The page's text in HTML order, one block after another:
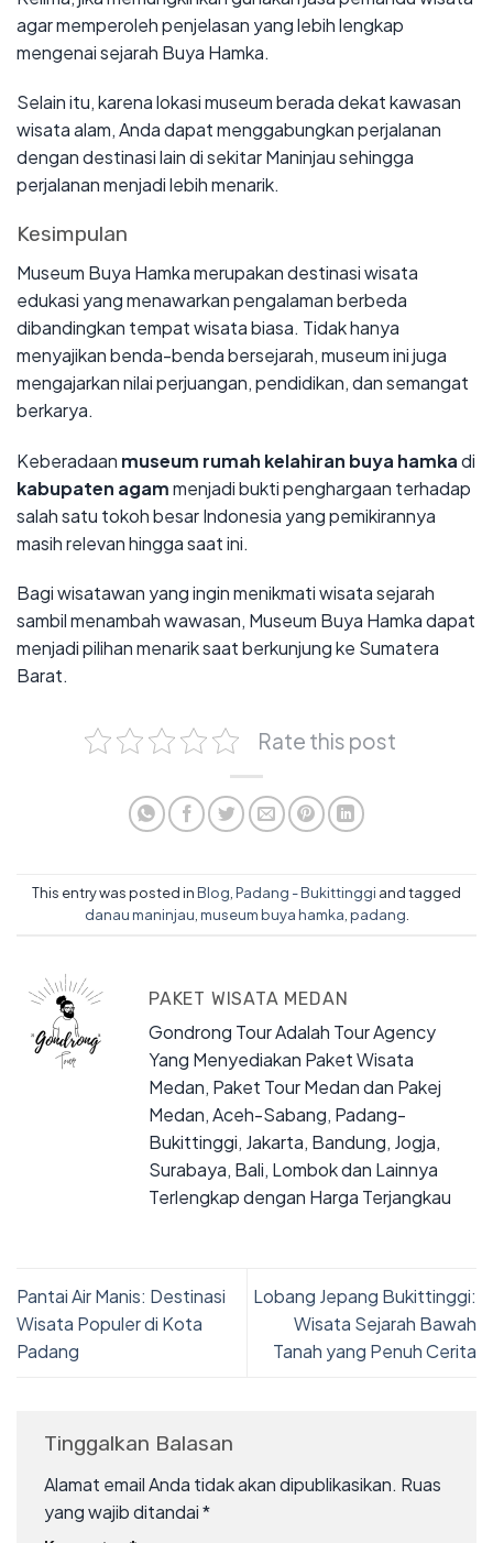
agar memperoleh penjelasan yang lebih lengkap
mengenai sejarah Buya Hamka.
Selain itu, karena lokasi museum berada dekat kawasan
wisata alam, Anda dapat menggabungkan perjalanan
dengan destinasi lain di sekitar Maninjau sehingga
perjalanan menjadi lebih menarik.
Kesimpulan
Museum Buya Hamka merupakan destinasi wisata
edukasi yang menawarkan pengalaman berbeda
dibandingkan tempat wisata biasa. Tidak hanya
menyajikan benda-benda bersejarah, museum ini juga
mengajarkan nilai perjuangan, pendidikan, dan semangat
berkarya.
Keberadaan museum rumah kelahiran buya hamkadi
kabupaten agammenjadi bukti penghargaan terhadap
salah satu tokoh besar Indonesia yang pemikirannya
masih relevan hingga saat ini.
Bagi wisatawan yang ingin menikmati wisata sejarah
sambil menambah wawasan, Museum Buya Hamka dapat
menjadi pilihan menarik saat berkunjung ke Sumatera
Barat.
Rate this post
This entry was posted in Blog Padang - Bukittinggi and tagged
danau maninjau museum buya hamka padang
PAKET WISATA MEDAN
Gondrong Tour Adalah Tour Agency
Yang Menyediakan Paket Wisata
Medan, Paket Tour Medan dan Pakej
Medan, Aceh-Sabang, Padang-
Bukittinggi, Jakarta, Bandung, Jogja,
Surabaya, Bali, Lombok dan Lainnya
Terlengkap dengan Harga Terjangkau
Pantai Air Manis: Destinasi
Wisata Populer di Kota
Padang
Lobang Jepang Bukittinggi:
Wisata Sejarah Bawah
Tanah yang Penuh Cerita
Tinggalkan Balasan
Alamat email Anda tidak akan dipublikasikan. Ruas
yang wajib ditandai*